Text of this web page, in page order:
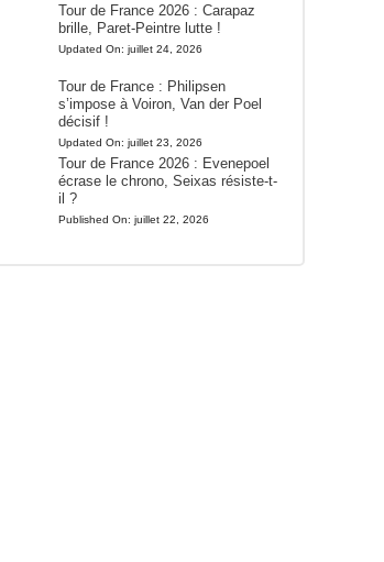
Tour de France 2026 : Carapaz
brille, Paret-Peintre lutte !
Updated On: juillet 24, 2026
Tour de France : Philipsen
s’impose à Voiron, Van der Poel
décisif !
Updated On: juillet 23, 2026
Tour de France 2026 : Evenepoel
écrase le chrono, Seixas résiste-t-
il ?
Published On: juillet 22, 2026